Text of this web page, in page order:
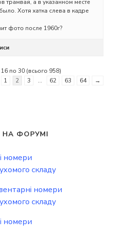
трамвая, а в указанном месте
Хотя хатка слева в кадре
фото после 1960г?
по 30 (всього 958)
1 2 3 … 62 63 64 →
НА ФОРУМІ
номери
складу
номери
складу
номери